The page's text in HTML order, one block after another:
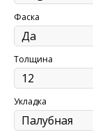
Фаска
Толщина
Укладка